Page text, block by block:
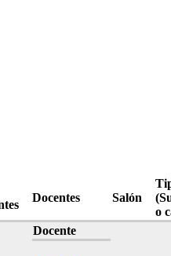
Docentes Salón
o
Docente